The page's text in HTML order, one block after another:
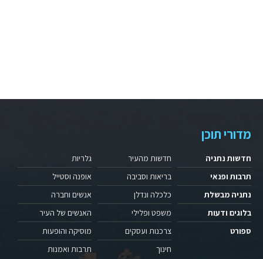
מדורי תוכן
חדשות נתניה
תרבות ופנאי
נתניה מבשלת
בלוגים ודעות
ספורט
חדשות מהעיר
בריאות וסביבה
כלכלה ונדלן
משפט ופלילי
צרכנות ועסקים
חינוך
גלריות
אופנה וסטייל
אנשים וחברה
האנשים של העיר
מוסיקה והופעות
תרבות ואמנות